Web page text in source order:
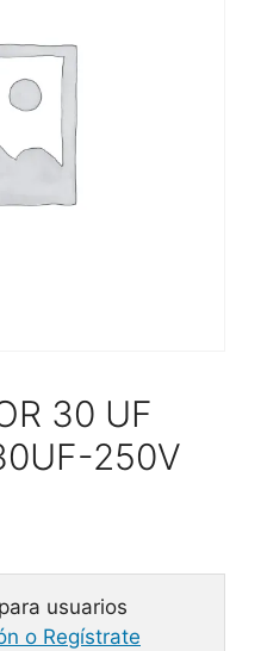
30 UF
250V
usuarios
o Regístrate